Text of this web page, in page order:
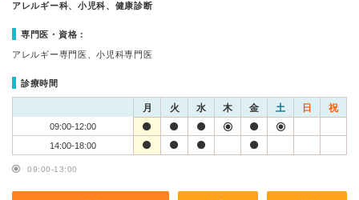
アレルギー科、小児科、健康診断
専門医・資格：
アレルギー専門医、小児科専門医
診療時間
月 火 水 木 金 土 日 祝
09:00-12:00
14:00-18:00
09:00-13:00